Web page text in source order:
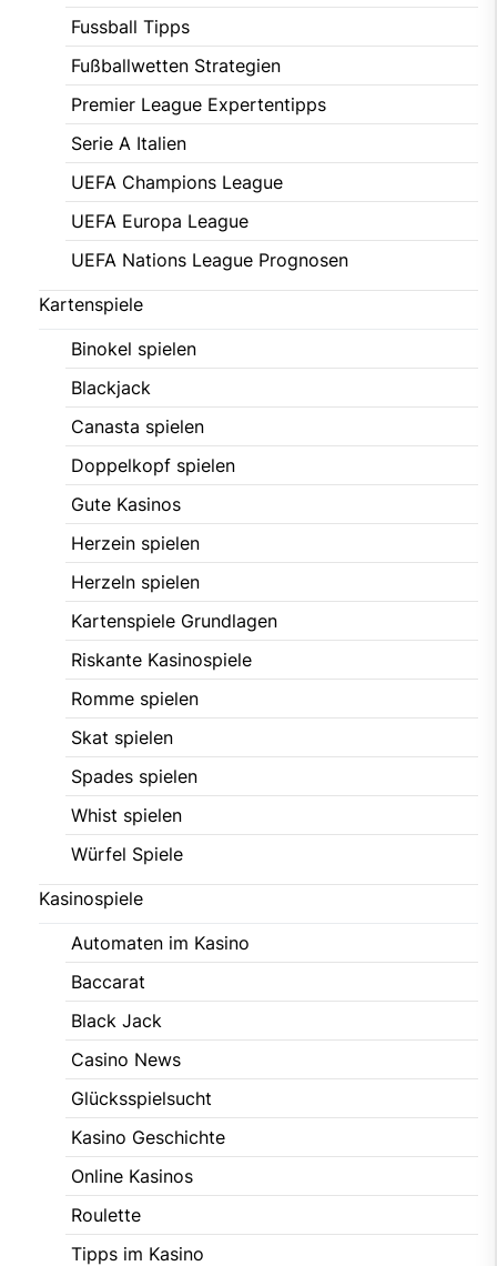
Fussball Tipps
Fußballwetten Strategien
Premier League Expertentipps
Serie A Italien
UEFA Champions League
UEFA Europa League
UEFA Nations League Prognosen
Kartenspiele
Binokel spielen
Blackjack
Canasta spielen
Doppelkopf spielen
Gute Kasinos
Herzein spielen
Herzeln spielen
Kartenspiele Grundlagen
Riskante Kasinospiele
Romme spielen
Skat spielen
Spades spielen
Whist spielen
Würfel Spiele
Kasinospiele
Automaten im Kasino
Baccarat
Black Jack
Casino News
Glücksspielsucht
Kasino Geschichte
Online Kasinos
Roulette
Tipps im Kasino